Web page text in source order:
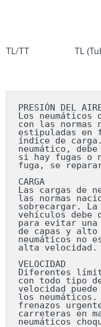
TL/TT TL
PRESIÓN DEL
Los
con las normas
estipuladas en
índice de
neumático, debe
si hay fugas o
fuga, se
CARGA
Las cargas de
las normas
sobrecargar.
vehículos debe
para evitar
de capas y
neumáticos no
alta velocidad.
VELOCIDAD
Diferentes
con todo tipo
velocidad
los
frenazos
carreteras en
neumáticos